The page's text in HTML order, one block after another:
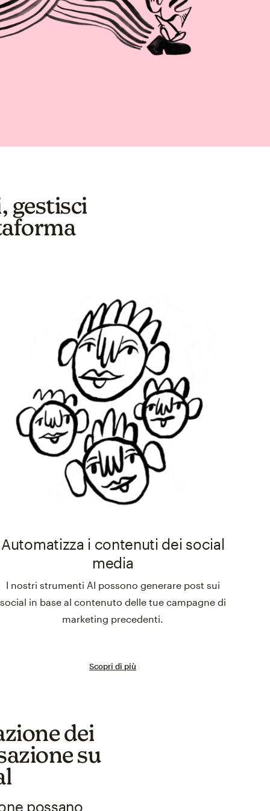
gestisci
Automatizza i contenuti dei social
media
I nostri strumenti AI possono generare post sui
social in base al contenuto delle tue campagne di
marketing precedenti.
Scopri di più
dei
su
possano